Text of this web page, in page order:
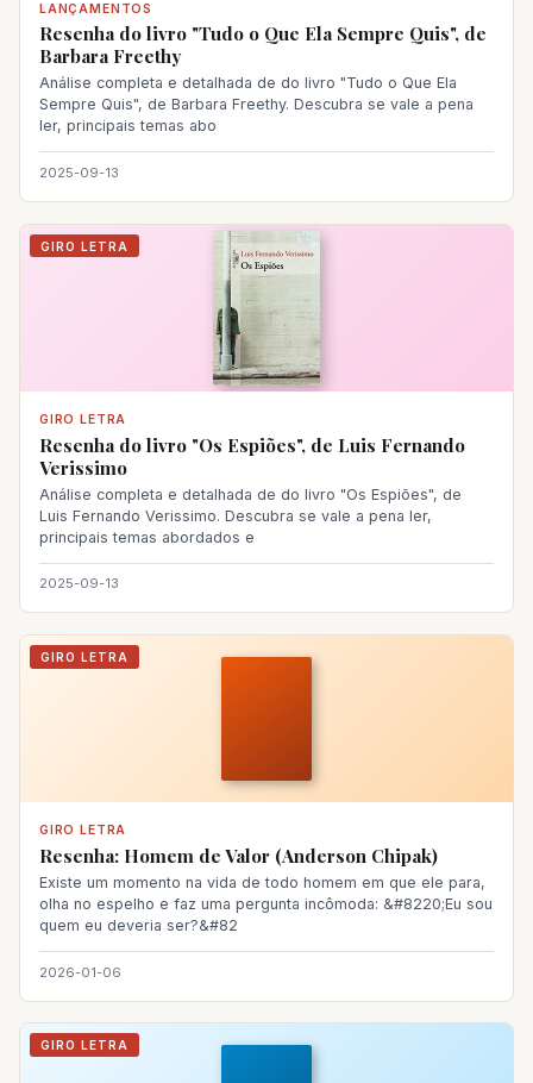
LANÇAMENTOS
Resenha do livro "Tudo o Que Ela Sempre Quis", de
Barbara Freethy
Análise completa e detalhada de do livro "Tudo o Que Ela
Sempre Quis", de Barbara Freethy. Descubra se vale a pena
ler, principais temas abo
2025-09-13
GIRO LETRA
GIRO LETRA
Resenha do livro "Os Espiões", de Luis Fernando
Verissimo
Análise completa e detalhada de do livro "Os Espiões", de
Luis Fernando Verissimo. Descubra se vale a pena ler,
principais temas abordados e
2025-09-13
GIRO LETRA
GIRO LETRA
Resenha: Homem de Valor (Anderson Chipak)
Existe um momento na vida de todo homem em que ele para,
olha no espelho e faz uma pergunta incômoda: &#8220;Eu sou
quem eu deveria ser?&#82
2026-01-06
GIRO LETRA